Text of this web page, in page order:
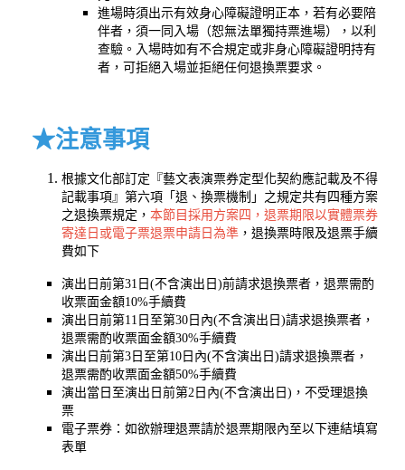
進場時須出示有效身心障礙證明正本，若有必要陪
伴者，須一同入場（恕無法單獨持票進場），以利
查驗。入場時如有不合規定或非身心障礙證明持有
者，可拒絕入場並拒絕任何退換票要求。
★注意事項
根據文化部訂定『藝文表演票券定型化契約應記載及不得
記載事項』第六項「退、換票機制」之規定共有四種方案
之退換票規定， 本節目採用方案四，退票期限以實體票券
寄達日或電子票退票申請日為準 ，退換票時限及退票手續
費如下
演出日前第31日(不含演出日)前請求退換票者，退票需酌
收票面金額10%手續費
演出日前第11日至第30日內(不含演出日)請求退換票者，
退票需酌收票面金額30%手續費
演出日前第3日至第10日內(不含演出日)請求退換票者，
退票需酌收票面金額50%手續費
演出當日至演出日前第2日內(不含演出日)，不受理退換
票
電子票券：如欲辦理退票請於退票期限內至以下連結填寫
表單